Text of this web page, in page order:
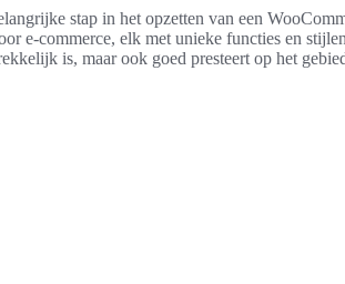
stap in het opzetten van een
e-commerce, elk met unieke functies en
is, maar ook goed presteert op het